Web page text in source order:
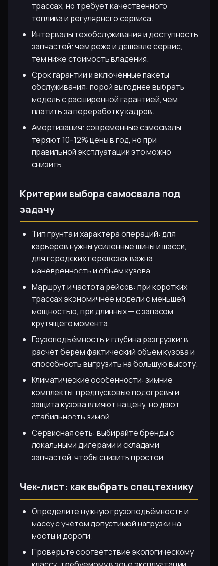
трассах, но требует качественного
топлива и регулярного сервиса.
Интервалы техобслуживания и доступность
запчастей: чем реже и дешевле сервис,
тем ниже стоимость владения.
Срок гарантии и включённые пакеты
обслуживания: порой выгоднее выбрать
модель с расширенной гарантией, чем
платить за переработку кадров.
Амортизация: современные самосвалы
теряют 10–12% цены в год, но при
правильной эксплуатации это можно
снизить.
Критерии выбора самосвала под
задачу
Тип грунта и характера операций: для
карьеров нужны усиленные шины и шасси,
для городских перевозок важна
манёвренность и объём кузова.
Маршрут и частота рейсов: при коротких
трассах экономичнее модели с меньшей
мощностью, при длинных — с запасом
крутящего момента.
Грузоподъёмность и глубина разгрузки: в
расчёт берём фактический объём кузова и
способность выгрузить на большую высоту.
Климатические особенности: зимние
комплекты, предпусковые подогревы и
защита кузова влияют на цену, но дают
стабильность зимой.
Сервисная сеть: выбирайте бренды с
локальными дилерами и складами
запчастей, чтобы снизить простои.
Чек-лист: как выбрать спецтехнику
Определите нужную грузоподъёмность и
массу с учётом допустимой нагрузки на
мосты и дороги.
Проверьте соответствие экологическому